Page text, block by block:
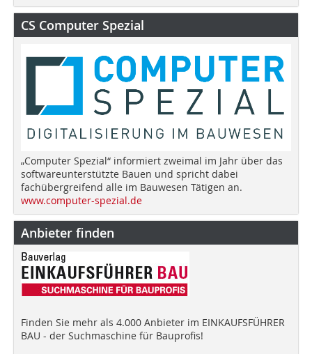
CS Computer Spezial
„Computer Spezial“ informiert zweimal im Jahr über das
softwareunterstützte Bauen und spricht dabei
fachübergreifend alle im Bauwesen Tätigen an.
www.computer-spezial.de
Anbieter finden
Finden Sie mehr als 4.000 Anbieter im EINKAUFSFÜHRER
BAU - der Suchmaschine für Bauprofis!